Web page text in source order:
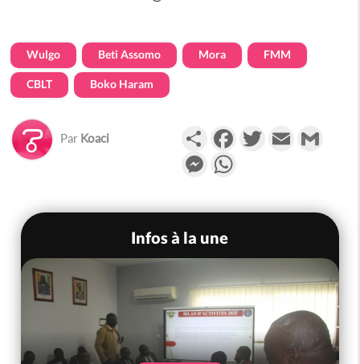
Wulgo Beti Assomo Mora FMM
CBLT Boko Haram
Par Koaci PartagerFacebookTwitterEmail
Messenger
Infos à la une